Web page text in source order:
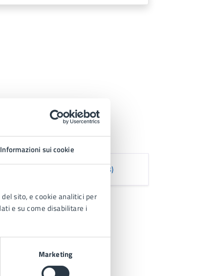
Informazioni sui cookie
sito, e cookie analitici per
e su come disabilitare i
Marketing
- 5 giugno 2025 (JPG 318.63 kB)